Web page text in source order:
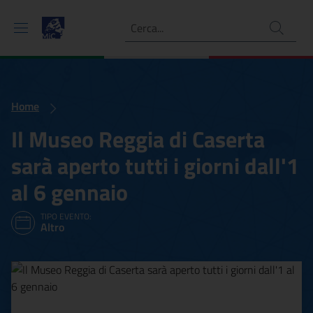
Ricerca
Home
Il Museo Reggia di Caserta
sarà aperto tutti i giorni dall'1
al 6 gennaio
TIPO EVENTO:
Altro
Il Museo Reggia di